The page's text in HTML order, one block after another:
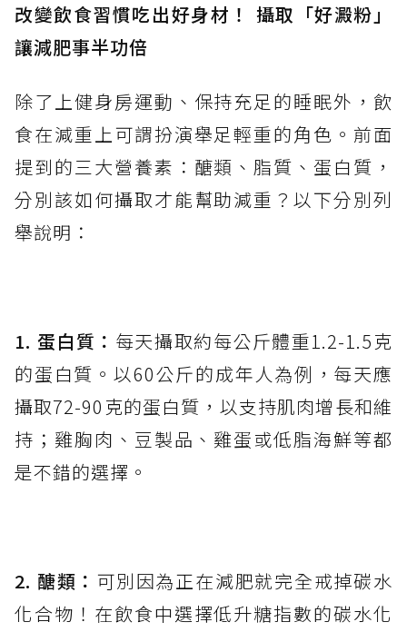
改變飲食習慣吃出好身材！ 攝取「好澱粉」
讓減肥事半功倍
除了上健身房運動、保持充足的睡眠外，飲
食在減重上可謂扮演舉足輕重的角色。前面
提到的三大營養素：醣類、脂質、蛋白質，
分別該如何攝取才能幫助減重？以下分別列
舉說明：
1. 蛋白質： 每天攝取約每公斤體重1.2-1.5克
的蛋白質。以60公斤的成年人為例，每天應
攝取72-90克的蛋白質，以支持肌肉增長和維
持；雞胸肉、豆製品、雞蛋或低脂海鮮等都
是不錯的選擇。
2. 醣類： 可別因為正在減肥就完全戒掉碳水
化合物！在飲食中選擇低升糖指數的碳水化